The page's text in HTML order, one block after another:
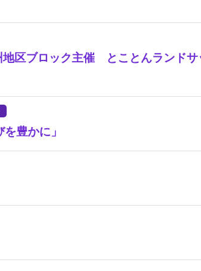
地区ブロック主催 とことんランドサ
豊かに」